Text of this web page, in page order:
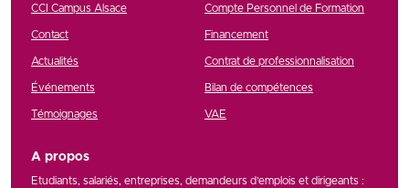
CCI Campus Alsace
Contact
Actualités
Événements
Témoignages
Compte Personnel de Formation
Financement
Contrat de professionnalisation
Bilan de compétences
VAE
A propos
Etudiants, salariés, entreprises, demandeurs d’emplois et dirigeants :